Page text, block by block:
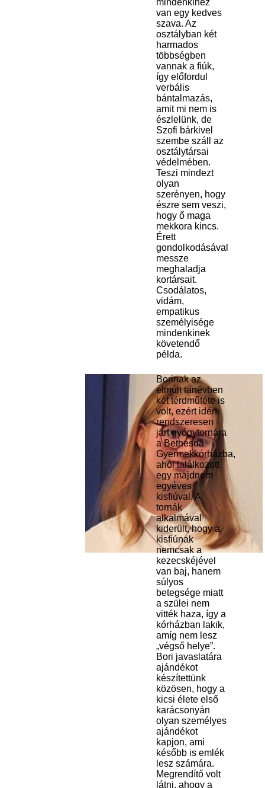
mindenkihez
van egy kedves
szava. Az
osztályban két
harmados
többségben
vannak a fiúk,
így előfordul
verbális
bántalmazás,
amit mi nem is
észlelünk, de
Szofi bárkivel
szembe száll az
osztálytársai
védelmében.
Teszi mindezt
olyan
szerényen, hogy
észre sem veszi,
hogy ő maga
mekkora kincs.
Érett
gondolkodásával
messze
meghaladja
kortársait.
Csodálatos,
vidám,
empatikus
személyisége
mindenkinek
követendő
példa.
Borinak az
elmúlt tanévben
két térdműtéte is
volt, ezért idén
rendszeresen
járt gyógytornára
a Bethesda
Gyermekkórházba,
ahol találkozott
egy majdnem
egyéves
kisfiúval. A
tornák
alkalmával
kiderült, hogy a
kisfiúnak
nemcsak a
kezecskéjével
van baj, hanem
súlyos
betegsége miatt
a szülei nem
vitték haza, így a
kórházban lakik,
amíg nem lesz
„végső helye”.
Bori javaslatára
ajándékot
készítettünk
közösen, hogy a
kicsi élete első
karácsonyán
olyan személyes
ajándékot
kapjon, ami
később is emlék
lesz számára.
Megrendítő volt
látni, ahogy a